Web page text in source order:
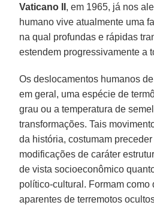
Vaticano II , em 1965, já nos
humano vive atualmente uma
na qual profundas e rápidas
estendem progressivamente a
Os deslocamentos humanos
em geral, uma espécie de
grau ou a temperatura de
transformações. Tais
da história, costumam
modificações de caráter
de vista socioeconômico
político-cultural. Formam como
aparentes de terremotos